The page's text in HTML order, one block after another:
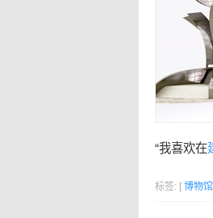
“我喜欢在
标签: [ 博物馆